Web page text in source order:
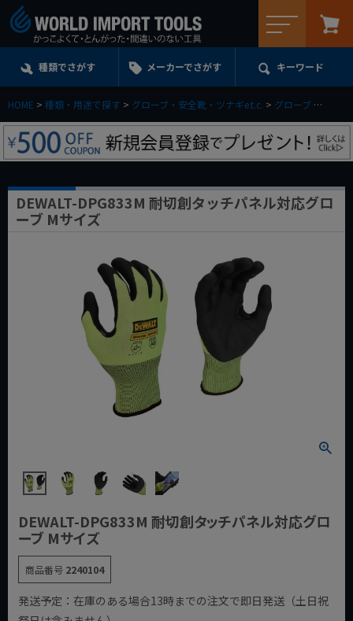
種類でさがす メーカーでさがす キーワード
HOME 種類・用途で探す グローブ・安全靴・ツナギe.t.c. グローブ
DEWALT-DPG833M 耐切創タッチパネル対応グロ
ーブ Mサイズ
DEWALT-DPG833M 耐切創タッチパネル対応グロ
ーブ Mサイズ
商品番号 2240104
発送予定：在庫のある場合13時までの注文で即日発送（土日祝